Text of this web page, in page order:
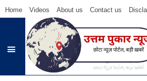
Home Videos About us Contact us